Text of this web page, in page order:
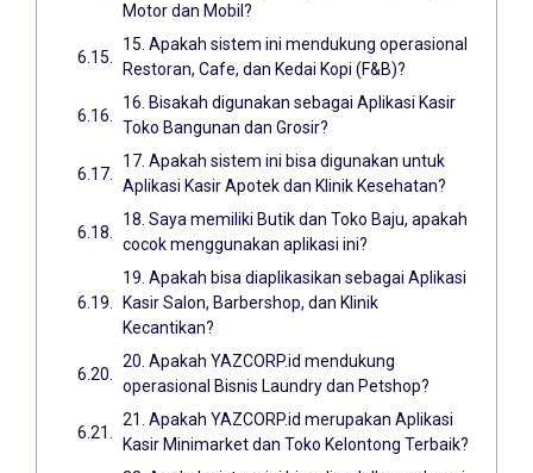
Motor dan Mobil?
15. Apakah sistem ini mendukung operasional
Restoran, Cafe, dan Kedai Kopi (F&B)?
16. Bisakah digunakan sebagai Aplikasi Kasir
Toko Bangunan dan Grosir?
17. Apakah sistem ini bisa digunakan untuk
Aplikasi Kasir Apotek dan Klinik Kesehatan?
18. Saya memiliki Butik dan Toko Baju, apakah
cocok menggunakan aplikasi ini?
19. Apakah bisa diaplikasikan sebagai Aplikasi
Kasir Salon, Barbershop, dan Klinik
Kecantikan?
20. Apakah YAZCORP.id mendukung
operasional Bisnis Laundry dan Petshop?
21. Apakah YAZCORP.id merupakan Aplikasi
Kasir Minimarket dan Toko Kelontong Terbaik?